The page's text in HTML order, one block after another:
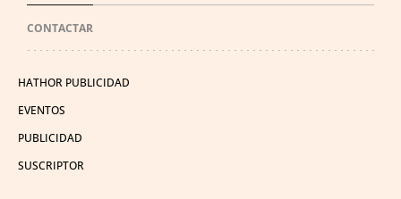
CONTACTAR
HATHOR PUBLICIDAD
EVENTOS
PUBLICIDAD
SUSCRIPTOR